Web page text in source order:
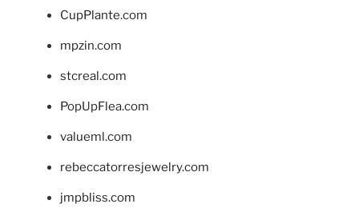
CupPlante.com
mpzin.com
stcreal.com
PopUpFlea.com
valueml.com
rebeccatorresjewelry.com
jmpbliss.com